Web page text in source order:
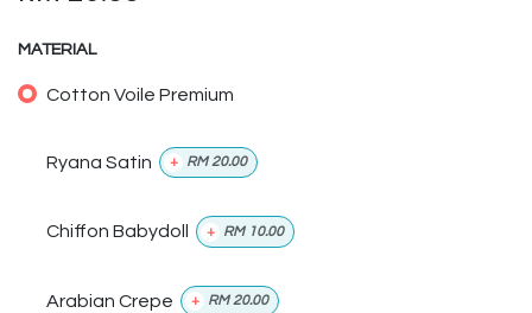
MATERIAL
Cotton Voile Premium
Ryana Satin + RM20.00
Chiffon Babydoll + RM 10.00
Arabian Crepe + RM20.00